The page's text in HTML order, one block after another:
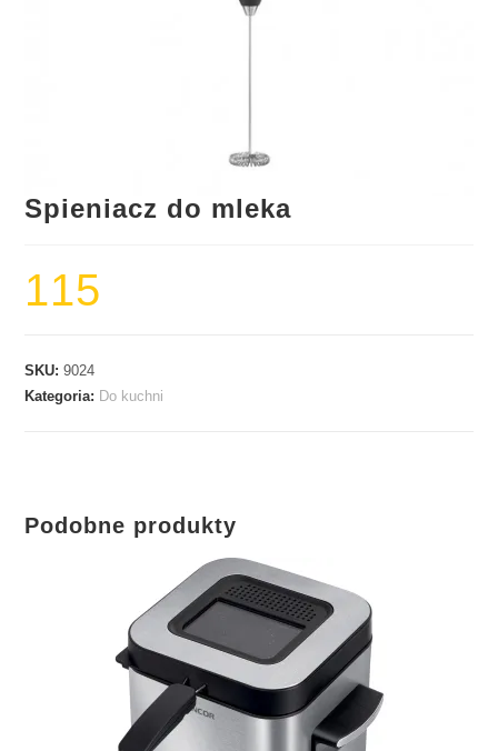
Spieniacz do mleka
115
SKU:9024
Kategoria: Do kuchni
Podobne produkty